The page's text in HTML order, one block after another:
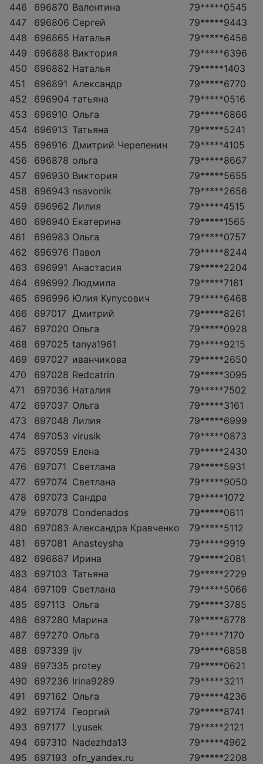
446
696870 Валентина
79*****0545
447
696806 Сергей
79*****9443
448
696865 Наталья
79*****6456
449
696888 Виктория
79*****6396
450
696882 Наталья
79*****1403
451
696891 Александр
79*****6770
452
696904 татьяна
79*****0516
453
696910 Ольга
79*****6866
454
696913 Татьяна
79*****5241
455
696916 Дмитрий Черепенин
79*****4105
456
696878 ольга
79*****8667
457
696930 Виктория
79*****5655
458
696943 nsavonik
79*****2656
459
696962 Лилия
79*****4515
460
696940 Екатерина
79*****1565
461
696983 Ольга
79*****0757
462
696976 Павел
79*****8244
463
696991 Анастасия
79*****2204
464
696992 Людмила
79*****7161
465
696996 Юлия Купусович
79*****6468
466
697017 Дмитрий
79*****8261
467
697020 Ольга
79*****0928
468
697025 tanya1961
79*****9215
469
697027 иванчикова
79*****2650
470
697028 Redcatrin
79*****3095
471
697036 Наталия
79*****7502
472
697037 Ольга
79*****3161
473
697048 Лилия
79*****6999
474
697053 virusik
79*****0873
475
697059 Елена
79*****2430
476
697071 Светлана
79*****5931
477
697074 Светлана
79*****9050
478
697073 Сандра
79*****1072
479
697078 Condenados
79*****0811
480
697083 Александра Кравченко
79*****5112
481
697081 Anasteysha
79*****9919
482
696887 Ирина
79*****2081
483
697103 Татьяна
79*****2729
484
697109 Светлана
79*****5066
485
697113 Ольга
79*****3785
486
697280 Марина
79*****8778
487
697270 Ольга
79*****7170
488
697339 ljv
79*****6858
489
697335 protey
79*****0621
490
697236 Irina9289
79*****3211
491
697162 Ольга
79*****4236
492
697174 Георгий
79*****8741
493
697177 Lyusek
79*****2121
494
697310 Nadezhda13
79*****4962
495
697193 ofn_yandex.ru
79*****2208